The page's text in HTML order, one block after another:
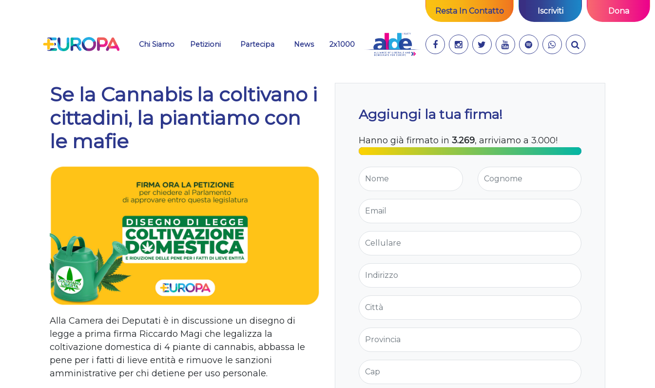
Resta In Contatto Iscriviti Dona
Chi Siamo Petizioni Partecipa News 2x1000
Se la Cannabis la coltivano i
cittadini, la piantiamo con
le mafie
Alla Camera dei Deputati è in discussione un disegno di
legge a prima firma Riccardo Magi che legalizza la
coltivazione domestica di 4 piante di cannabis, abbassa le
pene per i fatti di lieve entità e rimuove le sanzioni
amministrative per chi detiene per uso personale.
Aggiungi la tua firma!
Hanno già firmato in 3.269, arriviamo a 3.000!
Nome Cognome
Email
Cellulare
Indirizzo
Città
Provincia
Cap